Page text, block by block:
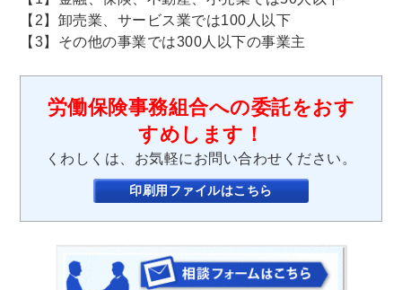
【2】卸売業、サービス業では100人以下
【3】その他の事業では300人以下の事業主
労働保険事務組合への委託をおす
すめします！
くわしくは、お気軽にお問い合わせください。
印刷用ファイルはこちら